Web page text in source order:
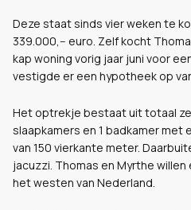
Deze staat sinds vier weken te
339.000,-- euro. Zelf kocht
kap woning vorig jaar juni voor
vestigde er een hypotheek op
Het optrekje bestaat uit totaal
slaapkamers en 1 badkamer
van 150 vierkante meter.
jacuzzi. Thomas en Myrthe
het westen van Nederland.